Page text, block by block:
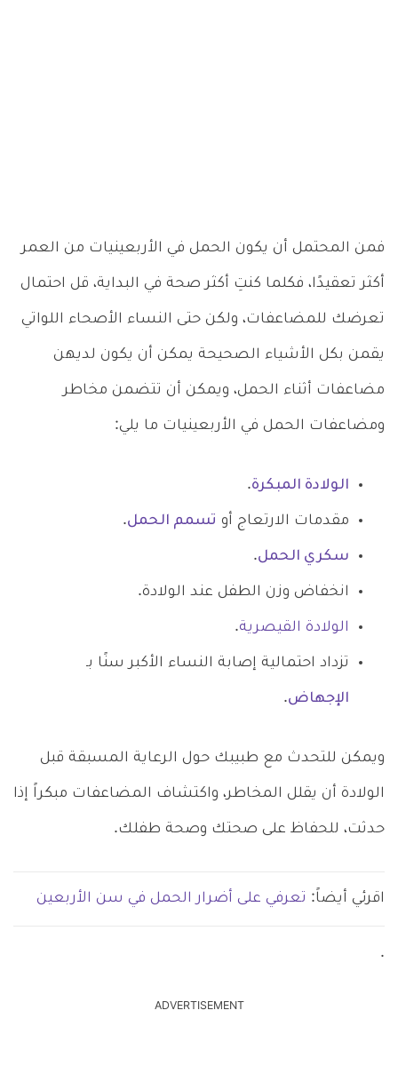
فمن المحتمل أن يكون الحمل في الأربعينيات من العمر
أكثر تعقيدًا، فكلما كنتِ أكثر صحة في البداية، قل احتمال
تعرضك للمضاعفات، ولكن حتى النساء الأصحاء اللواتي
يقمن بكل الأشياء الصحيحة يمكن أن يكون لديهن
مضاعفات أثناء الحمل، ويمكن أن تتضمن مخاطر
ومضاعفات الحمل في الأربعينيات ما يلي:
الولادة المبكرة.
مقدمات الارتعاج أو تسمم الحمل.
سكري الحمل.
انخفاض وزن الطفل عند الولادة.
الولادة القيصرية.
تزداد احتمالية إصابة النساء الأكبر سنًا بـ
الإجهاض.
ويمكن للتحدث مع طبيبك حول الرعاية المسبقة قبل
الولادة أن يقلل المخاطر، واكتشاف المضاعفات مبكراً إذا
حدثت، للحفاظ على صحتك وصحة طفلك.
اقرئي أيضاً: تعرفي على أضرار الحمل في سن الأربعين
.
ADVERTISEMENT